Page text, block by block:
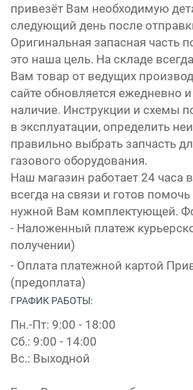
привезёт Вам необходимую
следующий день после
Оригинальная запасная часть
это наша цель. На складе
Вам товар от ведущих
сайте обновляется ежедневно
наличие. Инструкции и схемы
в эксплуатации, определить
правильно выбрать запчасть
газового оборудования.
Наш магазин работает 24 часа
всегда на связи и готов
нужной Вам комплектующей.
- Наложенный платеж
получении)
- Оплата платежной картой
(предоплата)
ГРАФИК РАБОТЫ:
Пн.-Пт: 9:00 - 18:00
Сб.: 9:00 - 14:00
Вс.: Выходной